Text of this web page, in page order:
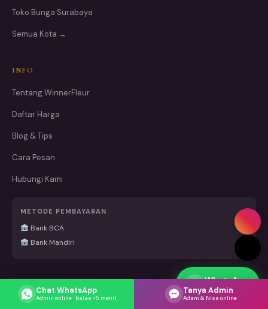
Toko Bunga Surabaya
Semua Kota →
INFO
Tentang WinnerFleur
Daftar Harga
Blog & Tips
Cara Pesan
Hubungi Kami
METODE PEMBAYARAN
Bank BCA
Bank Mandiri
WhatsApp
Respons cepat
Chat WhatsApp
Admin online · balas <5 menit
Tanya Admin
Adam & Nisa online